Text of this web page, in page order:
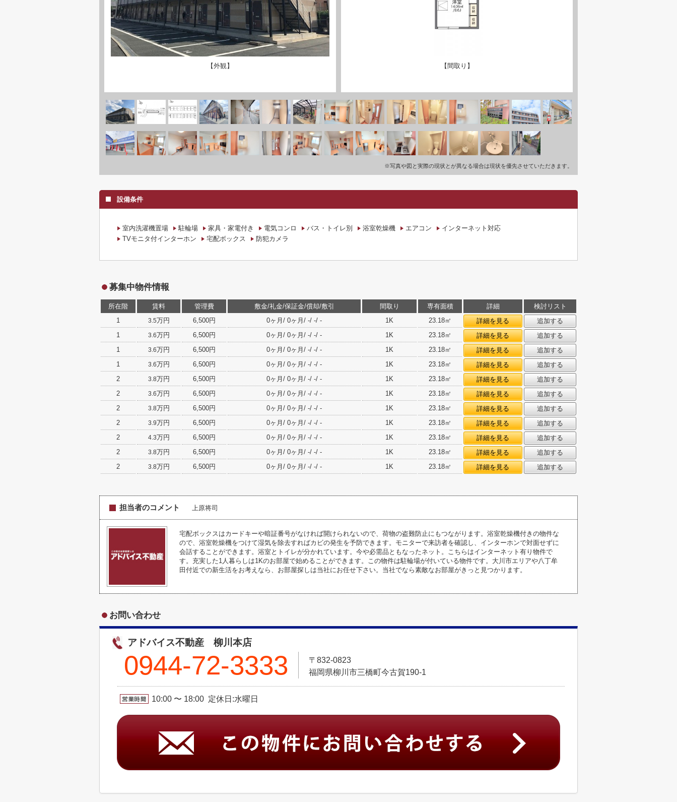
【外観】 【間取り】
※写真や図と実際の現状とが異なる場合は現状を優先させていただきます。
設備条件
室内洗濯機置場 駐輪場 家具・家電付き 電気コンロ バス・トイレ別 浴室乾燥機 エアコン
インターネット対応
TVモニタ付インターホン
宅配ボックス 防犯カメラ
募集中物件情報
所在階 賃料 管理費 敷金/礼金/保証金/償却/敷引 間取り 専有面積 詳細
検討リスト
1
3.5万円 6,500円 0ヶ月/ 0ヶ月/ -/ -/ - 1K 23.18㎡ 詳細を見る
追加する
1
3.6万円 6,500円 0ヶ月/ 0ヶ月/ -/ -/ - 1K 23.18㎡ 詳細を見る
追加する
1
3.6万円 6,500円 0ヶ月/ 0ヶ月/ -/ -/ - 1K 23.18㎡ 詳細を見る
追加する
1
3.6万円 6,500円 0ヶ月/ 0ヶ月/ -/ -/ - 1K 23.18㎡ 詳細を見る
追加する
2
3.8万円 6,500円 0ヶ月/ 0ヶ月/ -/ -/ - 1K 23.18㎡ 詳細を見る
追加する
2
3.6万円 6,500円 0ヶ月/ 0ヶ月/ -/ -/ - 1K 23.18㎡ 詳細を見る
追加する
2
3.8万円 6,500円 0ヶ月/ 0ヶ月/ -/ -/ - 1K 23.18㎡ 詳細を見る
追加する
2
3.9万円 6,500円 0ヶ月/ 0ヶ月/ -/ -/ - 1K 23.18㎡ 詳細を見る
追加する
2
4.3万円 6,500円 0ヶ月/ 0ヶ月/ -/ -/ - 1K 23.18㎡ 詳細を見る
追加する
2
3.8万円 6,500円 0ヶ月/ 0ヶ月/ -/ -/ - 1K 23.18㎡ 詳細を見る
追加する
2
3.8万円 6,500円 0ヶ月/ 0ヶ月/ -/ -/ - 1K 23.18㎡ 詳細を見る 追加する
担当者のコメント 上原将司
宅配ボックスはカードキーや暗証番号がなければ開けられないので、荷物の盗難防止にもつながります。浴室乾燥機付きの物件な
ので、浴室乾燥機をつけて湿気を除去すればカビの発生を予防できます。モニターで来訪者を確認し、インターホンで対面せずに
会話することができます。浴室とトイレが分かれています。今や必需品ともなったネット。こちらはインターネット有り物件で
す。充実した1人暮らしは1Kのお部屋で始めることができます。この物件は駐輪場が付いている物件です。大川市エリアや八丁牟
田付近での新生活をお考えなら、お部屋探しは当社にお任せ下さい。当社でなら素敵なお部屋がきっと見つかります。
お問い合わせ
アドバイス不動産 柳川本店
0944-72-3333
〒832-0823
福岡県柳川市三橋町今古賀190-1
10:00 〜 18:00 定休日:水曜日